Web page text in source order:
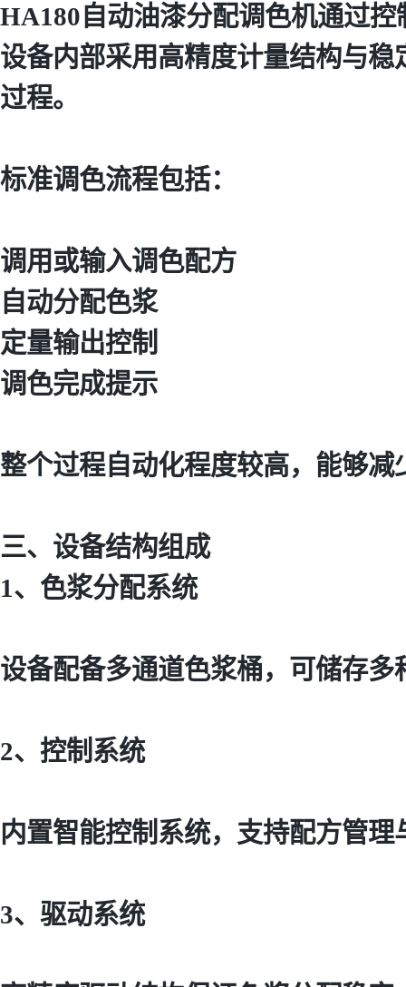
HA180自动油漆分配调色机通过
设备内部采用高精度计量结构与
过程。
标准调色流程包括：
调用或输入调色配方
自动分配色浆
定量输出控制
调色完成提示
整个过程自动化程度较高，能够
三、设备结构组成
1、色浆分配系统
设备配备多通道色浆桶，可储存
2、控制系统
内置智能控制系统，支持配方管理
3、驱动系统